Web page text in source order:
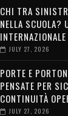
CHI TRA
NELLA SCUOLA?
JULY 27, 2026
PORTE E
PENSATE PER
CONTINUITÀ
JULY 27, 2026